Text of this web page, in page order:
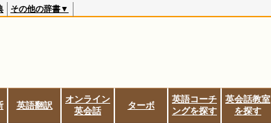
その他の辞書▼
英語翻訳
オンライン
英会話
ターボ
英語コーチ
ングを探す
英会話教室
を探す